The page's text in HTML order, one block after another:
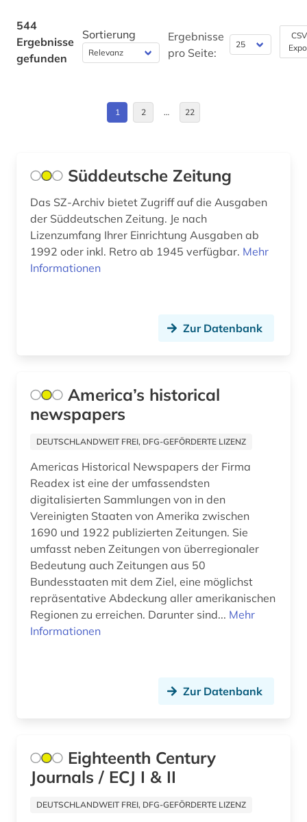
coburg (1)
computertechnik (1)
darmstadt (1)
ddr-presse (1)
ddr-zeitungsportal (1)
deutsches sprachgebiet (1)
deutschland (23)
district of columbia (1)
dublin (1)
dänemark (2)
earnings calls transkripte (1)
edinburgh (1)
eichstätt (1)
england (1)
Frankreich (15)
Großbritannien (38)
Island (3)
Israel (8)
Italien (10)
Kroatien (1)
Lettland (2)
Liechtenstein (1)
Litauen (1)
Luxemburg (2)
Mecklenburg-Vorpommern (1)
Mittelamerika (4)
Moldawien (1)
Niederlande (7)
Oesterreich (20)
Ostasien (1)
Osteuropa (3)
544
Ergebnisse
gefunden
Sortierung
Ergebnisse
pro Seite:
1 2 … 22
Süddeutsche Zeitung
Das SZ-Archiv bietet Zugriff auf die Ausgaben
der Süddeutschen Zeitung. Je nach
Lizenzumfang Ihrer Einrichtung Ausgaben ab
1992 oder inkl. Retro ab 1945 verfügbar. Mehr
Informationen
Zur Datenbank
America’s historical
newspapers
DEUTSCHLANDWEIT FREI, DFG-GEFÖRDERTE LIZENZ
Americas Historical Newspapers der Firma
Readex ist eine der umfassendsten
digitalisierten Sammlungen von in den
Vereinigten Staaten von Amerika zwischen
1690 und 1922 publizierten Zeitungen. Sie
umfasst neben Zeitungen von überregionaler
Bedeutung auch Zeitungen aus 50
Bundesstaaten mit dem Ziel, eine möglichst
repräsentative Abdeckung aller amerikanischen
Regionen zu erreichen. Darunter sind... Mehr
Informationen
Zur Datenbank
Eighteenth Century
Journals / ECJ I & II
DEUTSCHLANDWEIT FREI, DFG-GEFÖRDERTE LIZENZ